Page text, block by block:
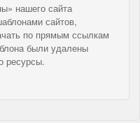
нашего сайта
сайтов,
по прямым ссылкам
были удалены
ресурсы.